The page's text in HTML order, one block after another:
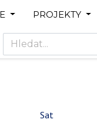
PROJEKTY
Sat